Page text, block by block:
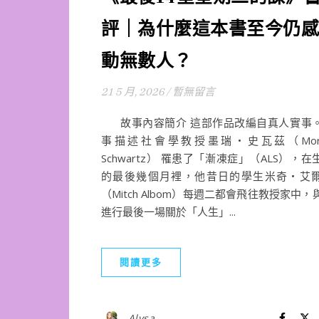
評｜為什麼這本書至今仍感
動無數人？
21 5 月, 2026 / 暫無留言
故事內容簡介 這部作品改編自真人實事
事描述社會學教授墨瑞‧史瓦茲（
Schwartz） 罹患了「漸凍症」（ALS），在
的最後幾個月裡，他昔日的學生米奇‧艾
（Mitch Albom）每週二都會飛往教授家中，
進行最後一場關於「人生」...
閱讀更多